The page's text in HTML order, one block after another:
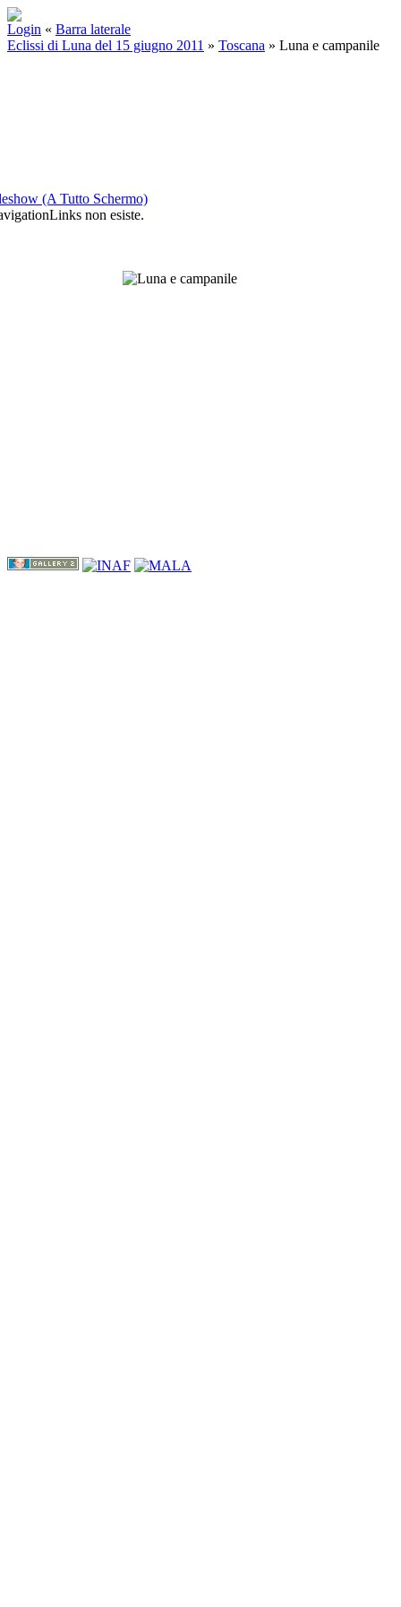
Login « Barra laterale
Eclissi di Luna del 15 giugno 2011 » Toscana » Luna e campanile
(A Tutto Schermo)
non esiste.